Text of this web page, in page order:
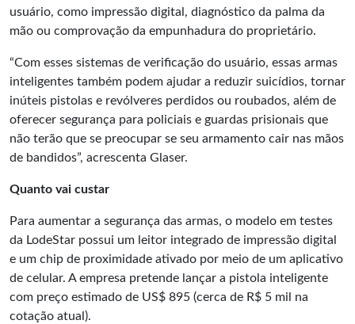
usuário, como impressão digital, diagnóstico da palma da
mão ou comprovação da empunhadura do proprietário.
“Com esses sistemas de verificação do usuário, essas armas
inteligentes também podem ajudar a reduzir suicídios, tornar
inúteis pistolas e revólveres perdidos ou roubados, além de
oferecer segurança para policiais e guardas prisionais que
não terão que se preocupar se seu armamento cair nas mãos
de bandidos”, acrescenta Glaser.
Quanto vai custar
Para aumentar a segurança das armas, o modelo em testes
da LodeStar possui um leitor integrado de impressão digital
e um chip de proximidade ativado por meio de um aplicativo
de celular. A empresa pretende lançar a pistola inteligente
com preço estimado de US$ 895 (cerca de R$ 5 mil na
cotação atual).